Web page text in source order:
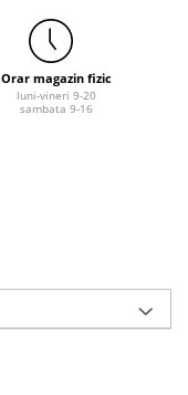
Orar magazin fizic
luni-vineri 9-20
sambata 9-16